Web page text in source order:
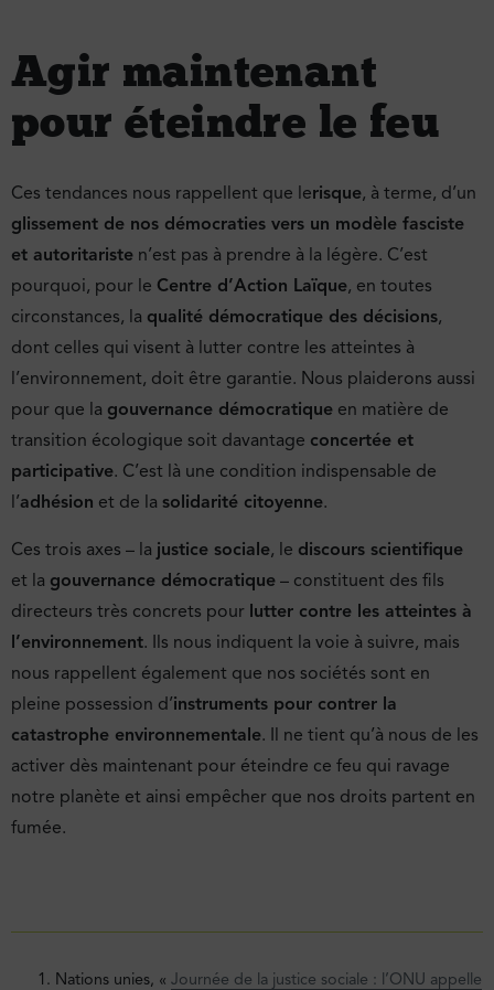
Agir maintenant
pour éteindre le feu
Ces tendances nous rappellent que lerisque, à terme, d’un
glissement de nos démocraties vers un modèle fasciste
et autoritariste n’est pas à prendre à la légère. C’est
pourquoi, pour le Centre d’Action Laïque, en toutes
circonstances, la qualité démocratique des décisions,
dont celles qui visent à lutter contre les atteintes à
l’environnement, doit être garantie. Nous plaiderons aussi
pour que la gouvernance démocratique en matière de
transition écologique soit davantage concertée et
participative. C’est là une condition indispensable de
l’adhésion et de la solidarité citoyenne.
Ces trois axes – la justice sociale, le discours scientifique
et la gouvernance démocratique – constituent des fils
directeurs très concrets pour lutter contre les atteintes à
l’environnement. Ils nous indiquent la voie à suivre, mais
nous rappellent également que nos sociétés sont en
pleine possession d’instruments pour contrer la
catastrophe environnementale. Il ne tient qu’à nous de les
activer dès maintenant pour éteindre ce feu qui ravage
notre planète et ainsi empêcher que nos droits partent en
fumée.
Nations unies, « Journée de la justice sociale : l’ONU appelle